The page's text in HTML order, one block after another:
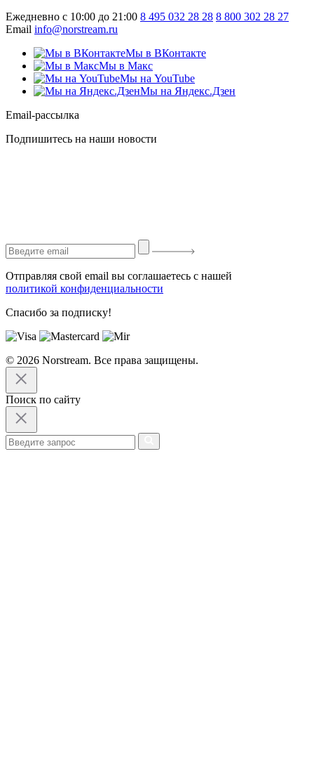
Ежедневно с 10:00 до 21:00 8 495 032 28 28 8 800 302 28 27
Email info@norstream.ru
Мы в ВКонтакте
Мы в Макс
Мы на YouTube
Мы на Яндекс.Дзен
Email-рассылка
Подпишитесь на наши новости
Отправляя свой email вы соглашаетесь с нашей
политикой конфиденциальности
Спасибо за подписку!
© 2026 Norstream. Все права защищены.
Поиск по сайту